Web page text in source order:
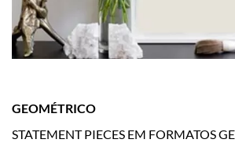
GEOMÉTRICO
STATEMENT PIECES EM FORMATOS